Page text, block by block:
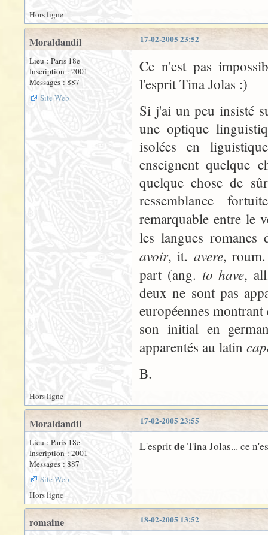
Hors ligne
17-02-2005 23:52
Moraldandil
Lieu : Paris 18e
Inscription : 2001
Messages : 887
Site Web
Ce n'est pas
l'esprit Tina Jolas :)
Si j'ai un peu insisté
une optique
isolées en
enseignent
quelque chose de
ressemblance
remarquable entre le
les langues
avoir, it. avere,
part (ang. to have,
deux ne sont pas
européennes
son initial en
apparentés au latin
B.
Hors ligne
17-02-2005 23:55
Moraldandil
Lieu : Paris 18e
Inscription : 2001
Messages : 887
Site Web
L'espritde Tina Jolas... ce
Hors ligne
18-02-2005 13:52
romaine